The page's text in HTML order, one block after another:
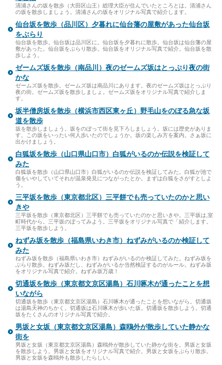
清浦さんの坂を散歩（大田区山王）総理大臣が住んでいたところとは。清浦さん
の坂を散歩しましょう。清浦さんの坂をオリジナル写真で紹介します。
仙台坂を散歩（品川区）夕暮れに仙台藩の屋敷があった仙台坂
をぶらり
仙台坂を散歩。仙台坂は品川区に。仙台坂を夕暮れに散歩。仙台坂は仙台藩の屋
敷があった。仙台坂をぶらり散歩。仙台坂をオリジナル写真で紹介。仙台坂を散
歩しよう。
ゼームズ坂を散歩（南品川）夜のゼームズ坂はとっぷり夜の街
かな
ゼームズ坂を散歩。ゼームズ坂は南品川にあります。夜のゼームズ坂はとっぷり
夜の街。ゼームズ坂を散歩しましょ。ゼームズ坂をオリジナル写真で紹介しま
す。
坂半僧房坂を散歩（横浜市西区東ヶ丘）野毛山をのぼる急な坂
道を散歩
坂を散歩しましょう。坂をのぼって街を見下ろしましょう。坂には歴史がありま
す。この坂をいったい何人歩いたのでしょうか。坂の楽しみ方を案内。さぁ坂に
出かけましょう。
白狐坂を散歩（山口県山口市）白狐がいるのか伝説を検証して
みた
白狐坂を散歩（山口県山口市）白狐がいるのか伝説を検証してみた。白狐が池で
傷をいやしていてそれが温泉発見につながったとか。まずは白狐をさがすとしよ
う。
三平坂を散歩（東京都北区）三平餅でも売っていたのかと思い
きや
三平坂を散歩（東京都北区）三平餅でも売っていたのかと思いきや。三平坂は,室
町時代から。三平坂のぼってみよう。三平坂をオリジナル写真で「紹介します。
三平坂を散歩しよう。
ねずみ坂を散歩（福島県いわき市）ねずみがいるのか検証して
みた
ねずみ坂を散歩（福島県いわき市）ねずみがいるのか検証してみた。ねずみ坂を
ぶらり散歩。ねずみ坂だし、ねずみがいるか当然検証するのがルール。ねずみ坂
をオリジナル写真で紹介。ねずみ坂万歳！
切通坂を散歩（東京都文京区湯島）石川啄木が通ったことを想
いながら
切通坂を散歩（東京都文京区湯島）石川啄木が通ったことを想いながら。切通坂
は湯島天神のちかく。切通坂は石川啄木が歩いた坂。切通坂を散歩しよう。切通
坂をたくさんのオリジナル写真で紹介。
男坂と女坂（東京都文京区湯島）森鴎外が散歩していた静かな
街を
男坂と女坂（東京都文京区湯島）森鴎外が散歩していた静かな街を。男坂と女坂
を散歩しよう。男坂と女坂をオリジナル写真で紹介。男坂と女坂をぶらり散歩。
男坂と女坂を森鴎外も散歩したらしい。